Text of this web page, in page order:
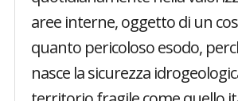
aree interne, oggetto di un
quanto pericoloso esodo,
nasce la sicurezza